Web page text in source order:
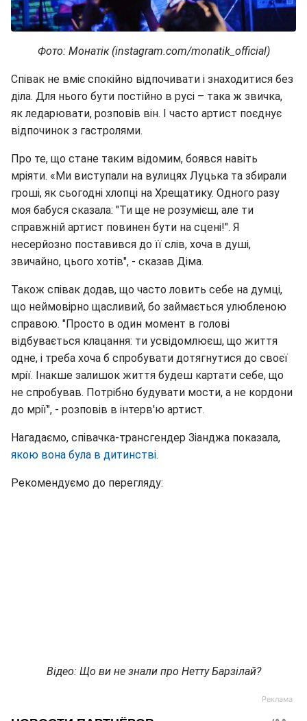
Фото: Монатік (instagram.com/monatik_official)
Співак не вміє спокійно відпочивати і знаходитися без
діла. Для нього бути постійно в русі – така ж звичка,
як ледарювати, розповів він. І часто артист поєднує
відпочинок з гастролями.
Про те, що стане таким відомим, боявся навіть
мріяти. «Ми виступали на вулицях Луцька та збирали
гроші, як сьогодні хлопці на Хрещатику. Одного разу
моя бабуся сказала: "Ти ще не розумієш, але ти
справжній артист повинен бути на сцені!". Я
несерйозно поставився до її слів, хоча в душі,
звичайно, цього хотів", - сказав Діма.
Також співак додав, що часто ловить себе на думці,
що неймовірно щасливий, бо займається улюбленою
справою. "Просто в один момент в голові
відбувається клацання: ти усвідомлюєш, що життя
одне, і треба хоча б спробувати дотягнутися до своєї
мрії. Інакше залишок життя будеш картати себе, що
не спробував. Потрібно будувати мости, а не кордони
до мрії", - розповів в інтерв'ю артист.
Нагадаємо, співачка-трансгендер Зіанджа показала,
якою вона була в дитинстві.
Рекомендуємо до перегляду:
Відео: Що ви не знали про Нетту Барзілай?